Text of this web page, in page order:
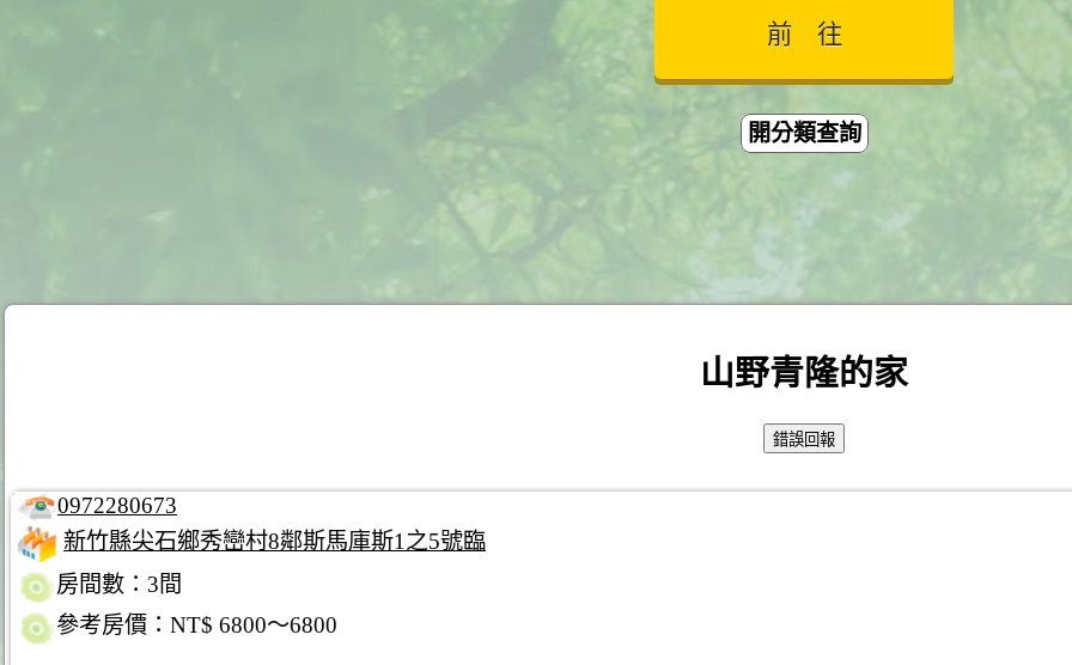
開分類查詢
山野青隆的家
0972280673
新竹縣尖石鄉秀巒村8鄰斯馬庫斯1之5號臨
房間數：3間
參考房價：NT$ 6800～6800